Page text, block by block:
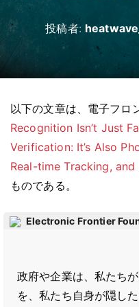
投稿者:
以下の文章は、電子フロ
Recognition Isn’t Just
Verification: It’s Also
Real-time Tracking, and
ものである。
Electronic Frontier
政府や企業は、私たち
を、私たち自身が隠し